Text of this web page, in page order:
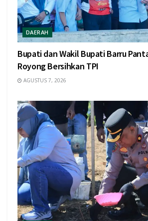
DAERAH
Bupati dan Wakil Bupati Barru
Royong Bersihkan TPI
AGUSTUS 7, 2026